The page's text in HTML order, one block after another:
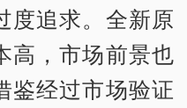
度追求。全新原
高，市场前景也
鉴经过市场验证